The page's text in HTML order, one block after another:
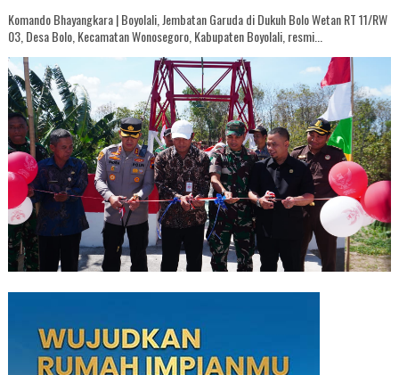
Komando Bhayangkara | Boyolali, Jembatan Garuda di Dukuh Bolo Wetan RT 11/RW
03, Desa Bolo, Kecamatan Wonosegoro, Kabupaten Boyolali, resmi...